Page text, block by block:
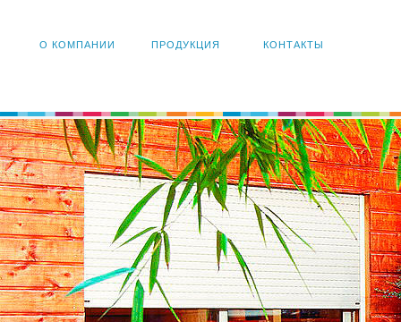
О КОМПАНИИ ПРОДУКЦИЯ КОНТАКТЫ